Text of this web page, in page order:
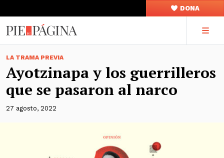
DONA
LA TRAMA PREVIA
Ayotzinapa y los guerrilleros
que se pasaron al narco
27 agosto, 2022